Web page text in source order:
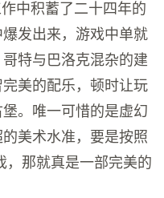
中积蓄了二十四年的
发出来，游戏中单就
特与巴洛克混杂的建
美的配乐，顿时让玩
。唯一可惜的是虚幻
美术水准，要是按照
，那就真是一部完美的